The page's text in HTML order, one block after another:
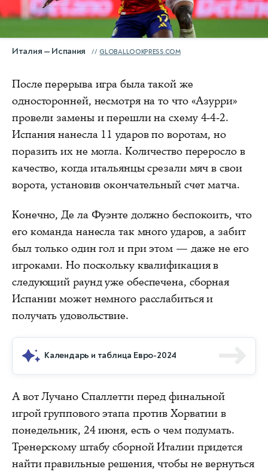
Италия — Испания GLOBALLOOKPRESS.COM
После перерыва игра была такой же
односторонней, несмотря на то что «Азурри»
провели замены и перешли на схему 4-4-2.
Испания нанесла 11 ударов по воротам, но
поразить их не могла. Количество переросло в
качество, когда итальянцы срезали мяч в свои
ворота, установив окончательный счет матча.
Конечно, Де ла Фуэнте должно беспокоить, что
его команда нанесла так много ударов, а забит
был только один гол и при этом — даже не его
игроками. Но поскольку квалификация в
следующий раунд уже обеспечена, сборная
Испании может немного расслабиться и
получать удовольствие.
Календарь и таблица Евро-2024
А вот Лучано Спаллетти перед финальной
игрой группового этапа против Хорватии в
понедельник, 24 июня, есть о чем подумать.
Тренерскому штабу сборной Италии придется
найти правильные решения, чтобы не вернуться